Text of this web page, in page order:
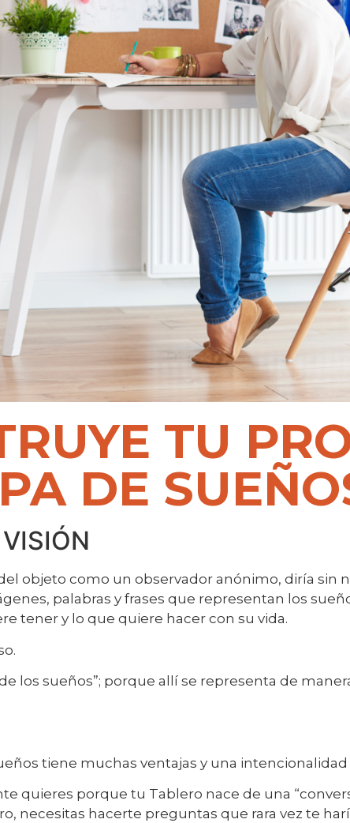
TU
DE
objeto como un observador anónimo, diría sin
palabras y frases que representan los
tener y lo que quiere hacer con su vida.
los sueños”; porque allí se representa de
tiene muchas ventajas y una
quieres porque tu Tablero nace de una
necesitas hacerte preguntas que rara vez te